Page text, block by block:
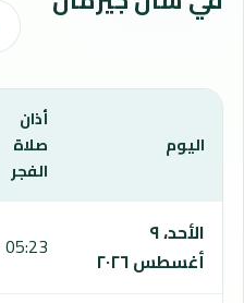
اليوم
أذان
صلاة
الفجر
الأحد، ٩
أغسطس ٢٠٢٦
05:23